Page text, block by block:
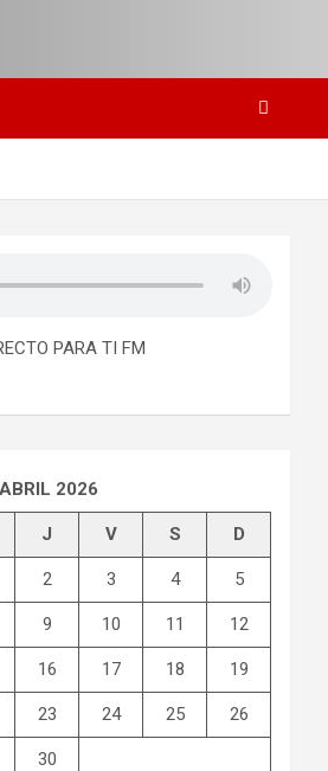
PARA TI FM
ABRIL 2026
J V S D
2 3 4 5
9 10 11 12
16 17 18 19
23 24 25 26
30